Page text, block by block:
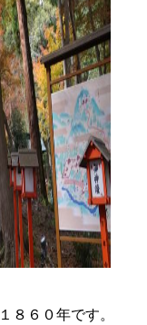
８６０年です。